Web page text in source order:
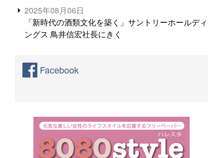
2025年08月06日
「新時代の酒類文化を築く」サントリーホールディ
ングス 鳥井信宏社長にきく
Facebook